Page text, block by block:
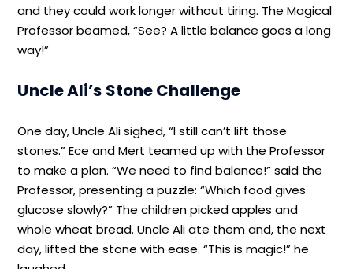
and they could work longer without tiring. The Magical
Professor beamed, “See? A little balance goes a long
way!”
Uncle Ali’s Stone Challenge
One day, Uncle Ali sighed, “I still can’t lift those
stones.” Ece and Mert teamed up with the Professor
to make a plan. “We need to find balance!” said the
Professor, presenting a puzzle: “Which food gives
glucose slowly?” The children picked apples and
whole wheat bread. Uncle Ali ate them and, the next
day, lifted the stone with ease. “This is magic!” he